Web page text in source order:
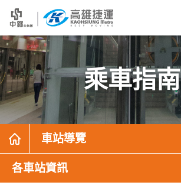
乘車指南
車站導覽
各車站資訊